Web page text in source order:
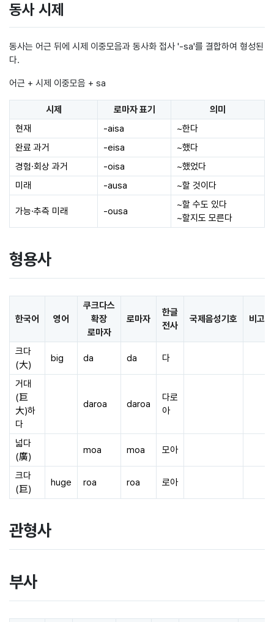
동사 시제
동사는 어근 뒤에 시제 이중모음과 동사화 접사 '-sa'를 결합하여 형성된
다.
어근 + 시제 이중모음 + sa
시제 로마자 표기
의미
현재
-aisa
~한다
완료 과거
-eisa
~했다
경험·회상 과거
-oisa
~했었다
미래
-ausa ~할 것이다
가능·추측 미래 -ousa
~할 수도 있다
~할지도 모른다
형용사
한국어 영어
쿠크다스
확장
로마자
로마자
한글
전사
국제음성기호 비고
크다
(大)
big da da 다
거대
(巨
大)하
다
daroa daroa
다로
아
넓다
(廣)
moa moa 모아
크다
(巨)
huge roa roa 로아
관형사
부사